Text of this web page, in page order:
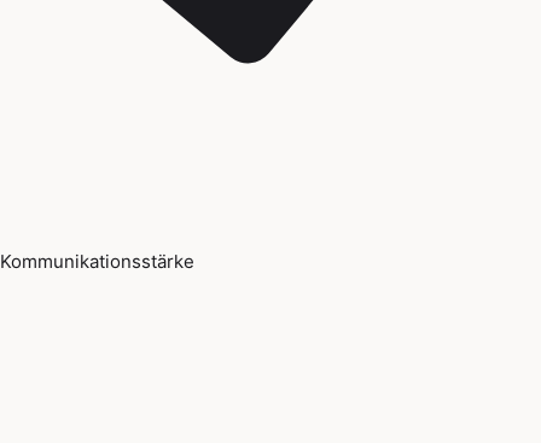
Kommunikationsstärke